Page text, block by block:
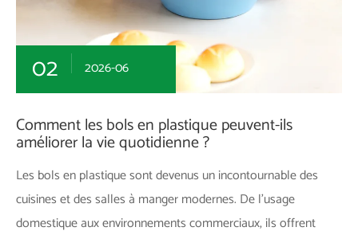
02 2026-06
Comment les bols en plastique peuvent-ils
améliorer la vie quotidienne ?
Les bols en plastique sont devenus un incontournable des
cuisines et des salles à manger modernes. De l’usage
domestique aux environnements commerciaux, ils offrent